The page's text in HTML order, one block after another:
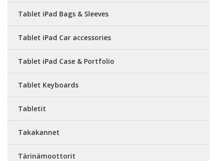
Tablet iPad Bags & Sleeves
Tablet iPad Car accessories
Tablet iPad Case & Portfolio
Tablet Keyboards
Tabletit
Takakannet
Tärinämoottorit